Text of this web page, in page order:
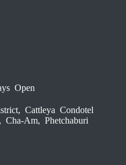
Open
Cattleya Condotel
Am, Phetchaburi